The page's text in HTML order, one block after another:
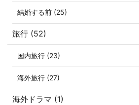
結婚する前 (25)
旅行 (52)
国内旅行 (23)
海外旅行 (27)
海外ドラマ (1)